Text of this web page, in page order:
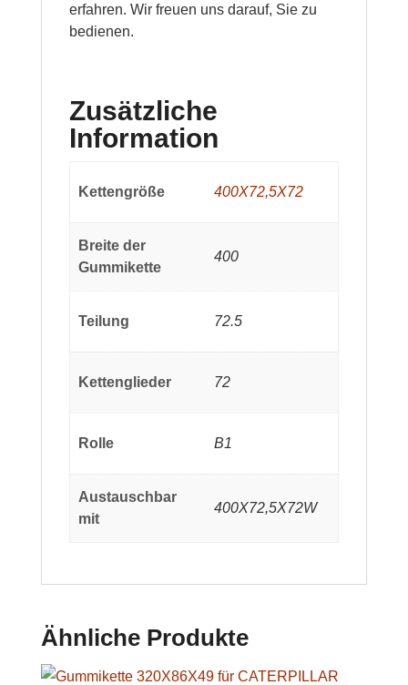
erfahren. Wir freuen uns darauf, Sie zu
bedienen.
Zusätzliche
Information
Kettengröße 400X72,5X72
Breite der
Gummikette
400
Teilung 72.5
Kettenglieder 72
Rolle B1
Austauschbar
mit
400X72,5X72W
Ähnliche Produkte